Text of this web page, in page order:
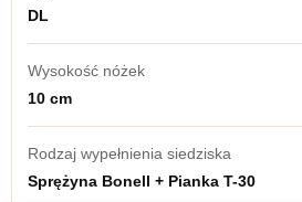
DL
Wysokość nóżek
10 cm
Rodzaj wypełnienia siedziska
Sprężyna Bonell + Pianka T-30